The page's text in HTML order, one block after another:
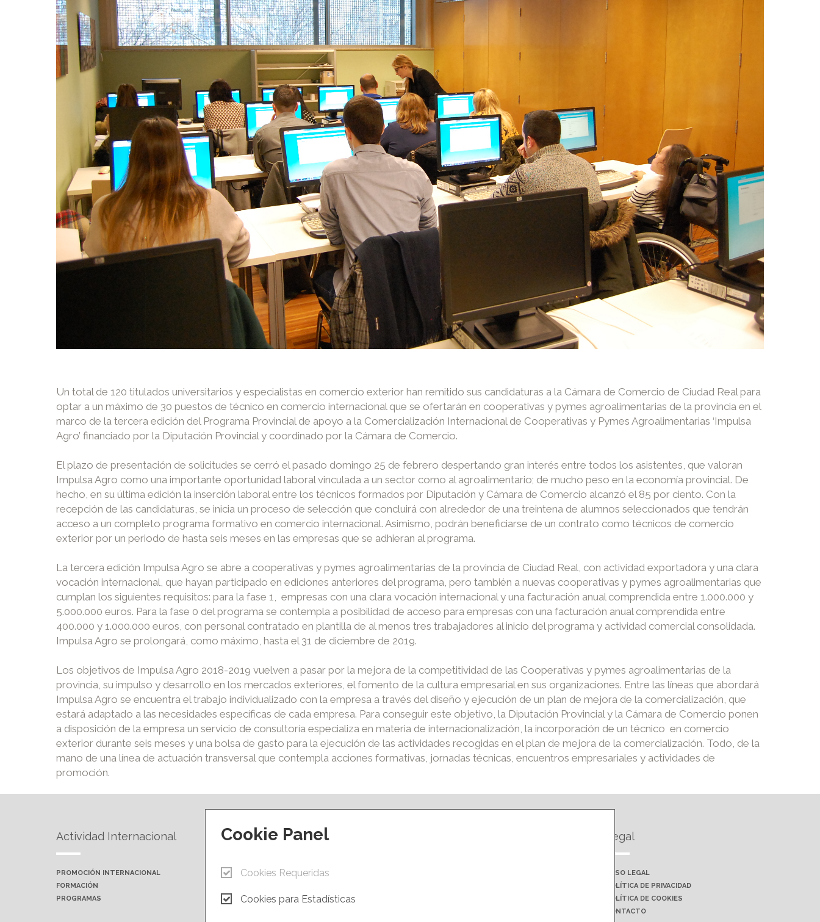
Un total de 120 titulados universitarios y especialistas en comercio exterior han remitido sus candidaturas a la Cámara de Comercio de Ciudad Real para
optar a un máximo de 30 puestos de técnico en comercio internacional que se ofertarán en cooperativas y pymes agroalimentarias de la provincia en el
marco de la tercera edición del Programa Provincial de apoyo a la Comercialización Internacional de Cooperativas y Pymes Agroalimentarias ‘Impulsa
Agro’ financiado por la Diputación Provincial y coordinado por la Cámara de Comercio.
El plazo de presentación de solicitudes se cerró el pasado domingo 25 de febrero despertando gran interés entre todos los asistentes, que valoran
Impulsa Agro como una importante oportunidad laboral vinculada a un sector como al agroalimentario; de mucho peso en la economía provincial. De
hecho, en su última edición la inserción laboral entre los técnicos formados por Diputación y Cámara de Comercio alcanzó el 85 por ciento. Con la
recepción de las candidaturas, se inicia un proceso de selección que concluirá con alrededor de una treintena de alumnos seleccionados que tendrán
acceso a un completo programa formativo en comercio internacional. Asimismo, podrán beneficiarse de un contrato como técnicos de comercio
exterior por un periodo de hasta seis meses en las empresas que se adhieran al programa.
La tercera edición Impulsa Agro se abre a cooperativas y pymes agroalimentarias de la provincia de Ciudad Real, con actividad exportadora y una clara
vocación internacional, que hayan participado en ediciones anteriores del programa, pero también a nuevas cooperativas y pymes agroalimentarias que
cumplan los siguientes requisitos: para la fase 1, empresas con una clara vocación internacional y una facturación anual comprendida entre 1.000.000 y
5.000.000 euros. Para la fase 0 del programa se contempla a posibilidad de acceso para empresas con una facturación anual comprendida entre
400.000 y 1.000.000 euros, con personal contratado en plantilla de al menos tres trabajadores al inicio del programa y actividad comercial consolidada.
Impulsa Agro se prolongará, como máximo, hasta el 31 de diciembre de 2019.
Los objetivos de Impulsa Agro 2018-2019 vuelven a pasar por la mejora de la competitividad de las Cooperativas y pymes agroalimentarias de la
provincia, su impulso y desarrollo en los mercados exteriores, el fomento de la cultura empresarial en sus organizaciones. Entre las líneas que abordará
Impulsa Agro se encuentra el trabajo individualizado con la empresa a través del diseño y ejecución de un plan de mejora de la comercialización, que
estará adaptado a las necesidades específicas de cada empresa. Para conseguir este objetivo, la Diputación Provincial y la Cámara de Comercio ponen
a disposición de la empresa un servicio de consultoría especializa en materia de internacionalización, la incorporación de un técnico en comercio
exterior durante seis meses y una bolsa de gasto para la ejecución de las actividades recogidas en el plan de mejora de la comercialización. Todo, de la
mano de una línea de actuación transversal que contempla acciones formativas, jornadas técnicas, encuentros empresariales y actividades de
promoción.
Actividad Internacional
PROMOCIÓN INTERNACIONAL
FORMACIÓN
PROGRAMAS
Formación y eventos
PRÓXIMAS ACCIONES
CAMPUS VIRTUAL
Legal
AVISO LEGAL
POLÍTICA DE PRIVACIDAD
POLÍTICA DE COOKIES
CONTACTO
Cookie Panel
Cookies Requeridas
Cookies para Estadísticas